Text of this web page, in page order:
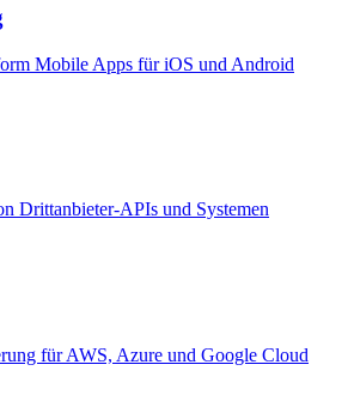
Mobile Apps für iOS und Android
Drittanbieter-APIs und Systemen
für AWS, Azure und Google Cloud